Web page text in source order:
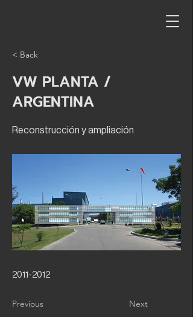
< Back
VW PLANTA /
ARGENTINA
Reconstrucción y ampliación
2011-2012
Previous Next